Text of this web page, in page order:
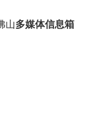
山多媒体信息箱